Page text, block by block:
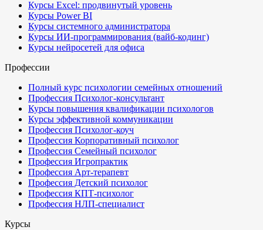
Курсы Excel: продвинутый уровень
Курсы Power BI
Курсы системного администратора
Курсы ИИ-программирования (вайб-кодинг)
Курсы нейросетей для офиса
Профессии
Полный курс психологии семейных отношений
Профессия Психолог-консультант
Курсы повышения квалификации психологов
Курсы эффективной коммуникации
Профессия Психолог-коуч
Профессия Корпоративный психолог
Профессия Семейный психолог
Профессия Игропрактик
Профессия Арт-терапевт
Профессия Детский психолог
Профессия КПТ-психолог
Профессия НЛП-специалист
Курсы